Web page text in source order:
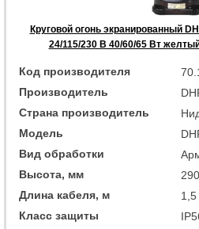
Круговой огонь экранированный
24/115/230 В 40/60/65 Вт
Код производителя
Производитель
Страна производитель
Модель
Вид обработки
Высота, мм
290
Длина кабеля, м
Класс защиты